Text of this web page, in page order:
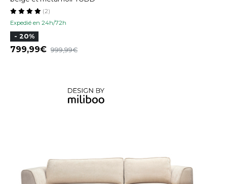
Expedié en 24h/72h
(2)
- 20%
799,99 999,99